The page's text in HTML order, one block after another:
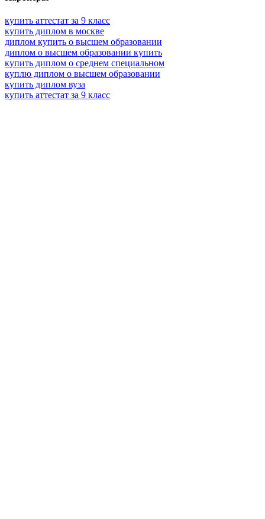
купить аттестат за 9 класс
купить диплом в москве
диплом купить о высшем образовании
диплом о высшем образовании купить
купить диплом о среднем специальном
куплю диплом о высшем образовании
купить диплом вуза
купить аттестат за 9 класс